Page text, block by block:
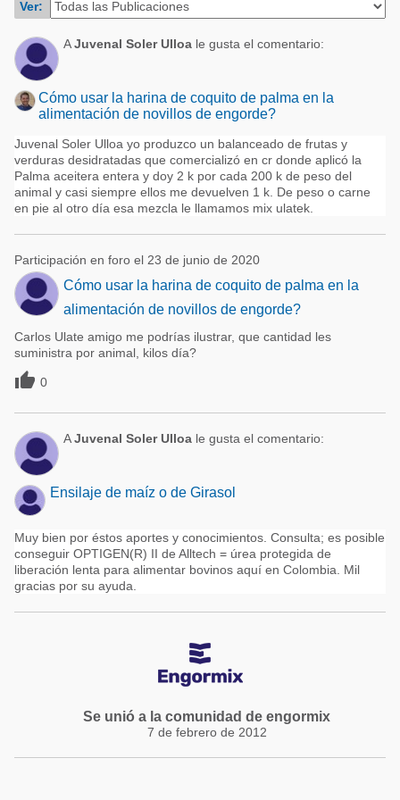
Acuacultura
Micotoxinas
Avicultura
Porcicultura
Lechería
Balanceados - Piensos
Comunidades en portugués
Micotoxinas
Avicultura
Porcicultura
Ganadería
Lechería
Ver:
AJuvenal Soler Ulloa le gusta el comentario:
Cómo usar la harina de coquito de palma en la
alimentación de novillos de engorde?
Juvenal Soler Ulloa yo produzco un balanceado de frutas y
verduras desidratadas que comercializó en cr donde aplicó la
Palma aceitera entera y doy 2 k por cada 200 k de peso del
animal y casi siempre ellos me devuelven 1 k. De peso o carne
en pie al otro día esa mezcla le llamamos mix ulatek.
Participación en foro el 23 de junio de 2020
Cómo usar la harina de coquito de palma en la
alimentación de novillos de engorde?
Carlos Ulate amigo me podrías ilustrar, que cantidad les
suministra por animal, kilos día?
 0
AJuvenal Soler Ulloa le gusta el comentario:
Ensilaje de maíz o de Girasol
Muy bien por éstos aportes y conocimientos. Consulta; es posible
conseguir OPTIGEN(R) II de Alltech = úrea protegida de
liberación lenta para alimentar bovinos aquí en Colombia. Mil
gracias por su ayuda.
Se unió a la comunidad de engormix
7 de febrero de 2012